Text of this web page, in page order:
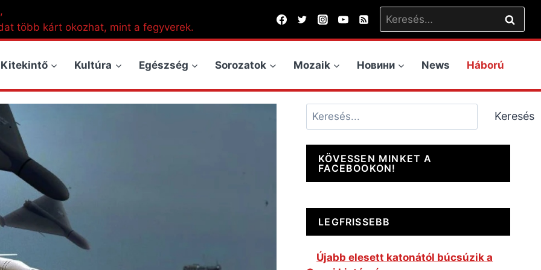
több kárt okozhat, mint a fegyverek.
Keresés:
Kitekintő Kultúra Egészség Sorozatok Mozaik Новини News Háború
Keresés Keresés
KÖVESSEN MINKET A
FACEBOOKON!
LEGFRISSEBB
Újabb elesett katonától búcsúzik a